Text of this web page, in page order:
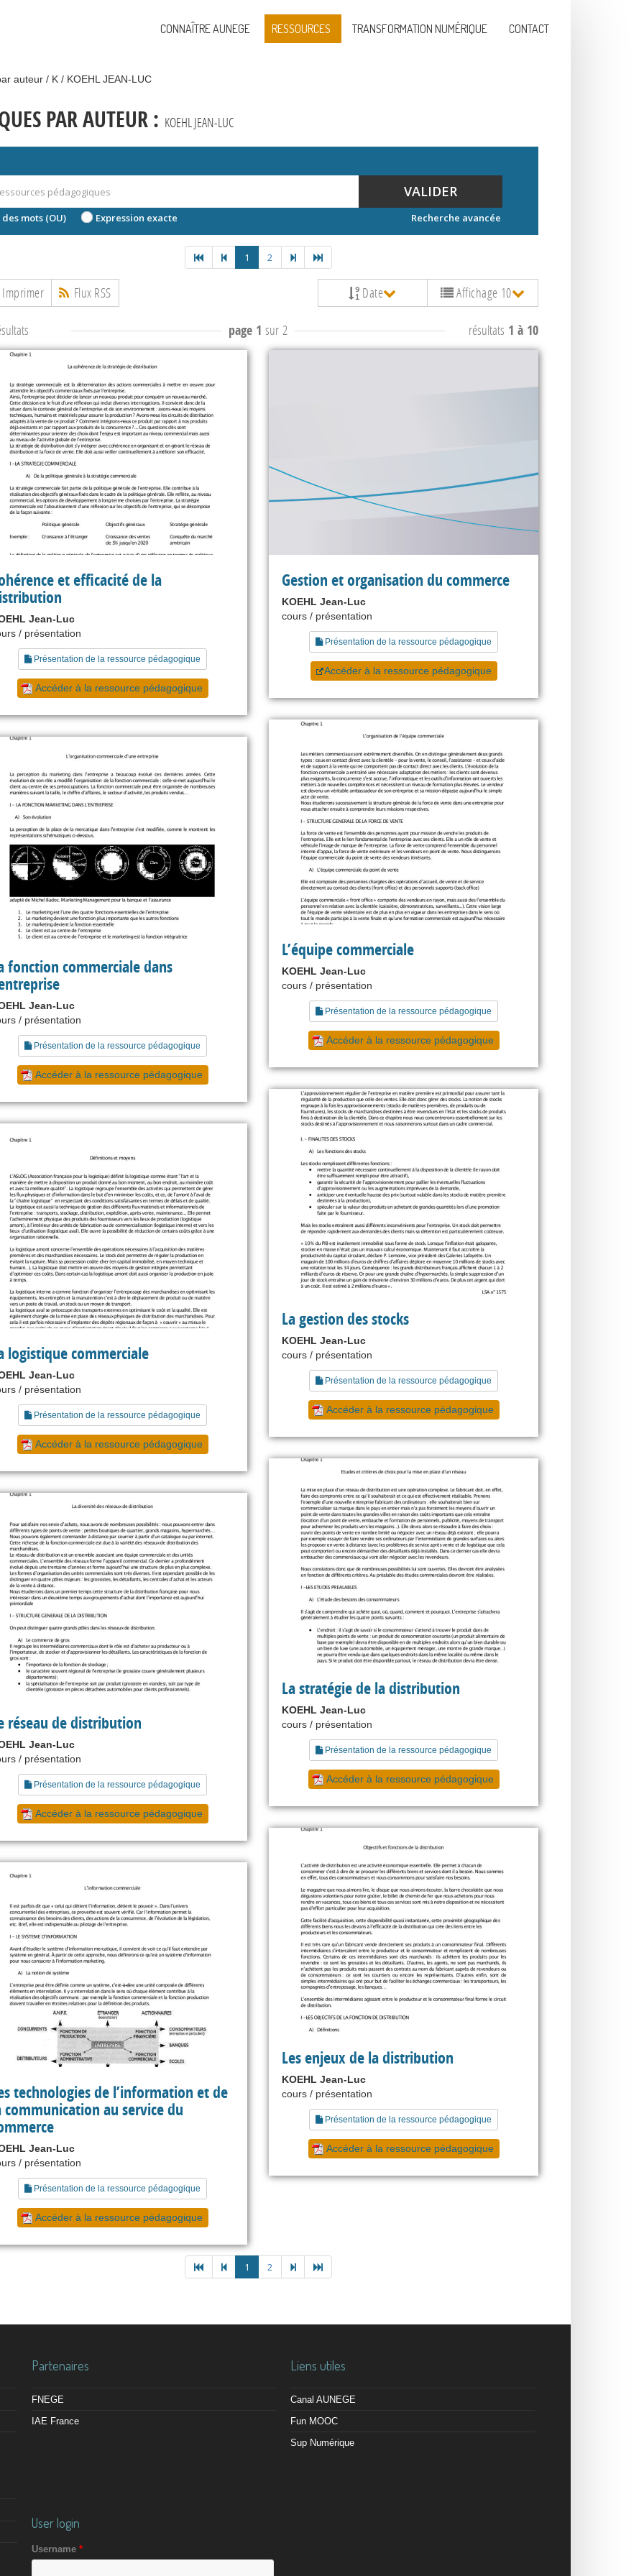
CONNAÎTRE AUNEGE RESSOURCES TRANSFORMATION NUMÉRIQUE CONTACT
auteur K KOEHL JEAN-LUC
PAR AUTEUR : KOEHL JEAN-LUC
VALIDER
des mots (OU) Expression exacte Recherche avancée
1 2
Imprimer Flux RSS Date Affichage 10
page 1 sur 2 résultats 1 à 10
et efficacité de la
Jean-Luc
/ présentation
Présentation de la ressource pédagogique
Accéder à la ressource pédagogique
Gestion et organisation du commerce
KOEHL Jean-Luc
cours / présentation
Présentation de la ressource pédagogique
Accéder à la ressource pédagogique
L’équipe commerciale
KOEHL Jean-Luc
cours / présentation
Présentation de la ressource pédagogique
Accéder à la ressource pédagogique
fonction commerciale dans
Jean-Luc
/ présentation
Présentation de la ressource pédagogique
Accéder à la ressource pédagogique
La gestion des stocks
KOEHL Jean-Luc
cours / présentation
Présentation de la ressource pédagogique
Accéder à la ressource pédagogique
logistique commerciale
Jean-Luc
/ présentation
Présentation de la ressource pédagogique
Accéder à la ressource pédagogique
La stratégie de la distribution
KOEHL Jean-Luc
cours / présentation
Présentation de la ressource pédagogique
Accéder à la ressource pédagogique
réseau de distribution
Jean-Luc
/ présentation
Présentation de la ressource pédagogique
Accéder à la ressource pédagogique
Les enjeux de la distribution
KOEHL Jean-Luc
cours / présentation
Présentation de la ressource pédagogique
Accéder à la ressource pédagogique
technologies de l’information et de
communication au service du
Jean-Luc
/ présentation
Présentation de la ressource pédagogique
Accéder à la ressource pédagogique
1 2
Partenaires
FNEGE
IAE France
Liens utiles
Canal AUNEGE
Fun MOOC
Sup Numérique
User login
Username *